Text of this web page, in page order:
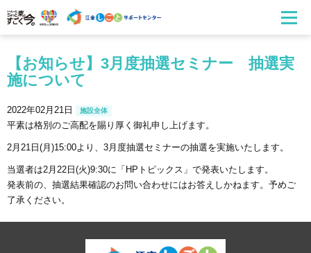
【お知らせ】3月度抽選セミナー 抽選実
施について
2022年02月21日 施設全体
平素は格別のご高配を賜り厚く御礼申し上げます。
2月21日(月)15:00より、3月度抽選セミナーの抽選を実施いたします。
当選者は2月22日(火)9:30に「HPトピックス」で発表いたします。
発表前の、抽選結果確認のお問い合わせにはお答えしかねます。予めご
了承ください。